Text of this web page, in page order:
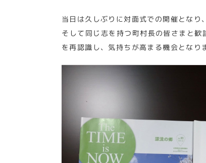
当日は久しぶりに対面式での開催となり
そして同じ志を持つ町村長の皆さまと
を再認識し、気持ちが高まる機会となり